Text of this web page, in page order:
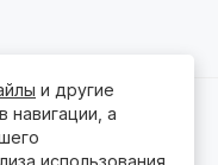
сайта
и другие
навигации, а
использования